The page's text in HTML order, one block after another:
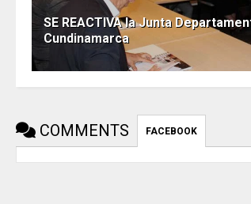
SE REACTIVA la Junta
Cundinamarca
COMMENTS FACEBOOK